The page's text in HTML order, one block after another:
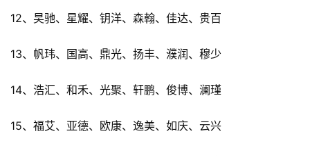
12、旲驰、星耀、钥洋、森翰、佳达、贵百
13、帆玮、国高、鼎光、扬丰、濮润、穆少
14、浩汇、和禾、光聚、轩鹏、俊博、澜瑾
15、福艾、亚德、欧康、逸美、如庆、云兴